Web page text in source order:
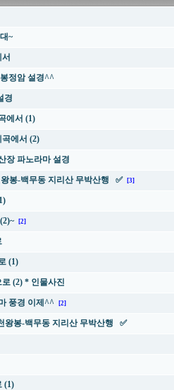
~
정암 설경^^
경
에서 (1)
곡에서 (2)
장 파노라마 설경
왕봉-백무동 지리산 무박산행 ✅ [3]
[2]
(1)
로 (2) * 인물사진
풍경 이제^^ [2]
왕봉-백무동 지리산 무박산행 ✅
(1)